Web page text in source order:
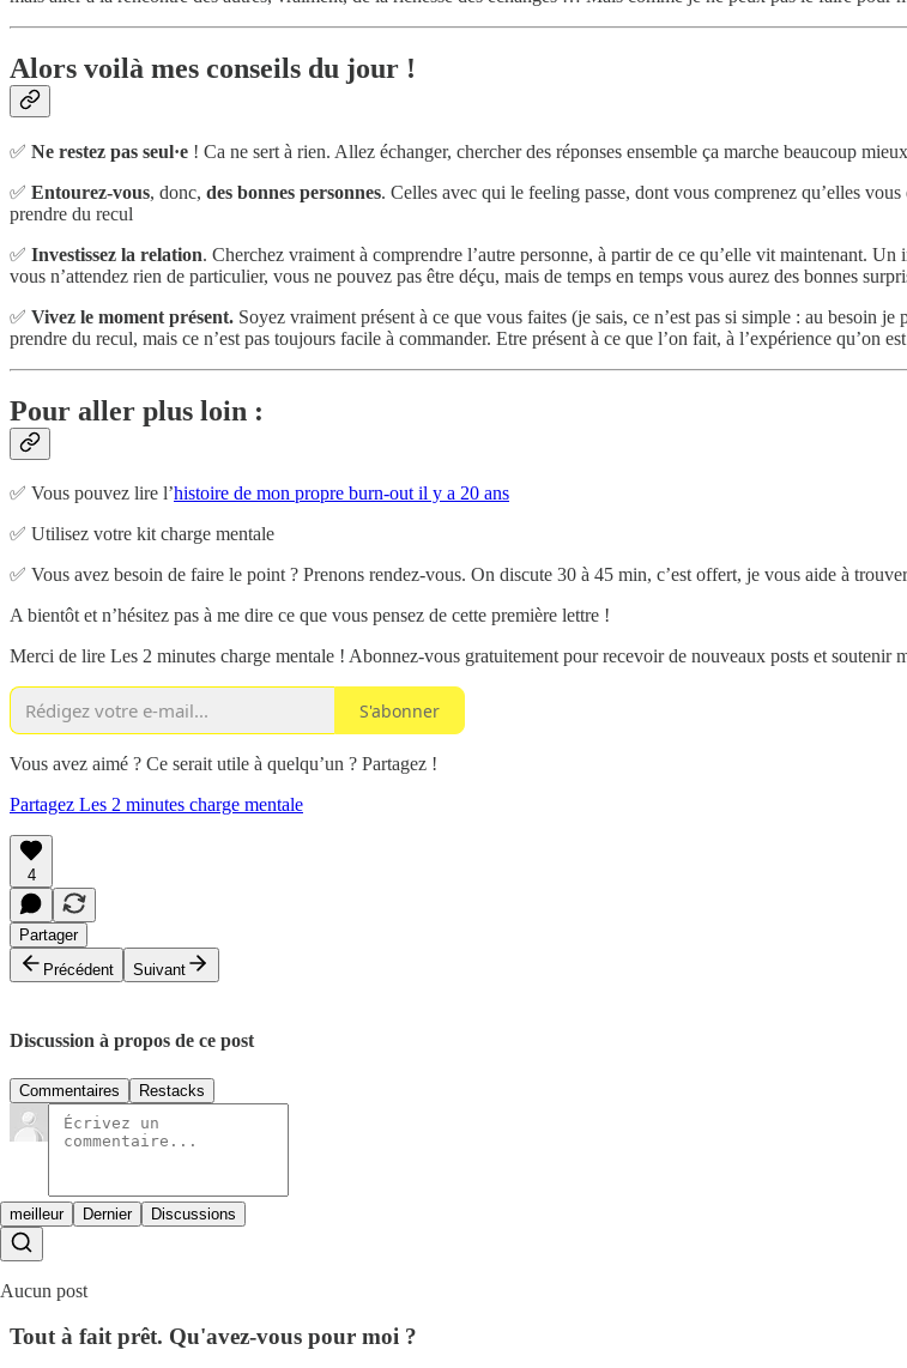
Alors voilà mes conseils du jour !
✅ Ne restez pas seul·e ! Ca ne sert à rien. Allez échanger, chercher des réponses ensemble ça marche beaucoup
✅ Entourez-vous, donc, des bonnes personnes. Celles avec qui le feeling passe, dont vous comprenez qu’elles
prendre du recul
✅ Investissez la relation. Cherchez vraiment à comprendre l’autre personne, à partir de ce qu’elle vit maintenant.
vous n’attendez rien de particulier, vous ne pouvez pas être déçu, mais de temps en temps vous aurez des bonnes
✅ Vivez le moment présent. Soyez vraiment présent à ce que vous faites (je sais, ce n’est pas si simple : au besoin
prendre du recul, mais ce n’est pas toujours facile à commander. Etre présent à ce que l’on fait, à l’expérience qu’on
Pour aller plus loin :
✅ Vous pouvez lire l’histoire de mon propre burn-out il y a 20 ans
✅ Utilisez votre kit charge mentale
✅ Vous avez besoin de faire le point ? Prenons rendez-vous. On discute 30 à 45 min, c’est offert, je vous aide à
A bientôt et n’hésitez pas à me dire ce que vous pensez de cette première lettre !
Merci de lire Les 2 minutes charge mentale ! Abonnez-vous gratuitement pour recevoir de nouveaux posts et soutenir
S'abonner
Vous avez aimé ? Ce serait utile à quelqu’un ? Partagez !
Partagez Les 2 minutes charge mentale
4
Partager
Précédent
Suivant
Discussion à propos de ce post
Commentaires Restacks
meilleur Dernier Discussions
Aucun post
Tout à fait prêt. Qu'avez-vous pour moi ?